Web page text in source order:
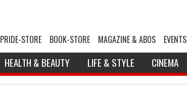
PRIDE-STORE BOOK-STORE MAGAZINE & ABOS EVENTS
HEALTH & BEAUTY LIFE & STYLE CINEMA